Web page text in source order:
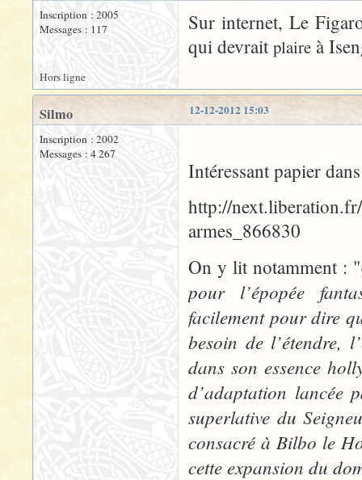
Inscription : 2005
Messages : 117
Sur internet, Le
qui devraitplaire à
Hors ligne
12-12-2012 15:03
Silmo
Inscription : 2002
Messages : 4 267
Intéressant papier
http://
armes_866830
On y lit notamment : "
pour l’épopée
facilement pour dire
besoin de l’étendre,
dans son essence
d’adaptation lancée
superlative du
consacré à Bilbo le
cette expansion du